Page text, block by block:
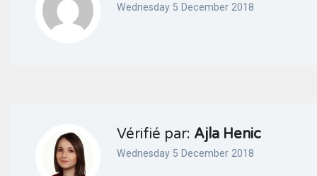
Wednesday 5 December 2018
Vérifié par: Ajla Henic
Wednesday 5 December 2018